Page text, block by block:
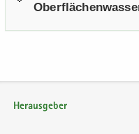
Herausgeber